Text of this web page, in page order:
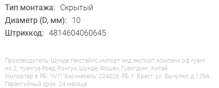
Тип монтажа:
Скрытый
Диаметр (D, мм):
10
Штрихкод: 4814604060645
Производитель: Шунде текстайлс импорт энд экспорт компани оф гуанг
но.2, Чуангуе Роад, Ронгуи, Шунде, Фошан, Гуангдонг, Китай
Импортер в РБ: ЧУП "Акс-мебель" 224026, РБ, г. Брест, ул. Вычулки, д.129А
Гарантийный срок: 24 месяца